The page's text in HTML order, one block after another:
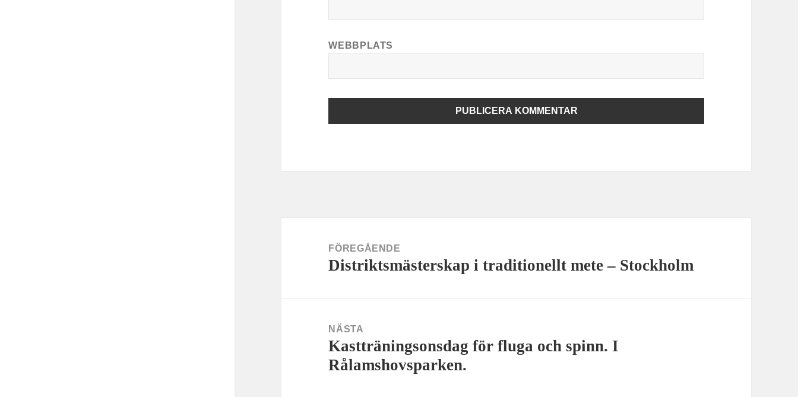
WEBBPLATS
FÖREGÅENDE
Föregående
Distriktsmästerskap i traditionellt mete – Stockholm
NÄSTA
Nästa
inlägg:
Kastträningsonsdag för fluga och spinn. I
Rålamshovsparken.